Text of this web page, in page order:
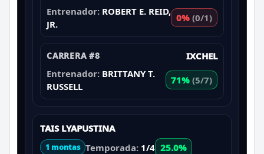
Entrenador: ROBERT E. REID,
JR.
0% (0/1)
CARRERA #8
IXCHEL
Entrenador: BRITTANY T.
RUSSELL
71% (5/7)
TAIS LYAPUSTINA
1 montas Temporada: 1/4 25.0%